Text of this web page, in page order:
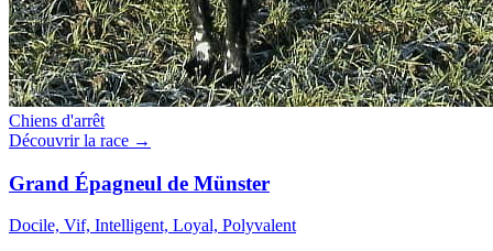
Chiens d'arrêt
Découvrir la race →
Grand Épagneul de Münster
Docile, Vif, Intelligent, Loyal, Polyvalent